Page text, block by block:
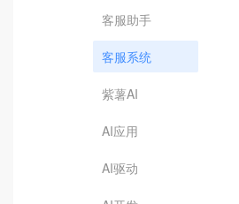
客服助手
客服系统
紫薯AI
AI应用
AI驱动